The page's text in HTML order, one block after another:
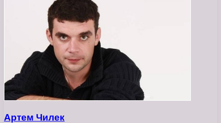
Артем Чилек